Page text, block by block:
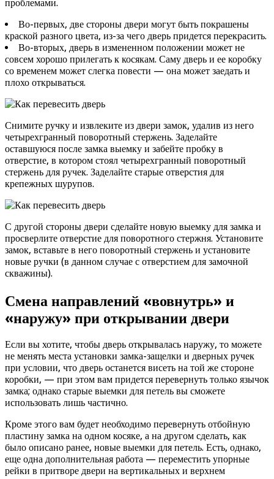
проблемами.
Во-первых, две стороны двери могут быть покрашены
краской разного цвета, из-за чего дверь придется перекрасить.
Во-вторых, дверь в измененном положении может не
совсем хорошо прилегать к косякам. Саму дверь и ее коробку
со временем может слегка повести — она может заедать и
плохо открываться.
Снимите ручку и извлеките из двери замок, удалив из него
четырехгранный поворотный стержень. Заделайте
оставшуюся после замка выемку и забейте пробку в
отверстие, в котором стоял четырехгранный поворотный
стержень для ручек. Заделайте старые отверстия для
крепежных шурупов.
С другой стороны двери сделайте новую выемку для замка и
просверлите отверстие для поворотного стержня. Установите
замок, вставьте в него поворотный стержень и установите
новые ручки (в данном случае с отверстием для замочной
скважины).
Смена направлений «вовнутрь» и
«наружу» при открывании двери
Если вы хотите, чтобы дверь открывалась наружу, то можете
не менять места установки замка-защелки и дверных ручек
при условии, что дверь останется висеть на той же стороне
коробки, — при этом вам придется перевернуть только язычок
замка; однако старые выемки для петель вы сможете
использовать лишь частично.
Кроме этого вам будет необходимо перевернуть отбойную
пластину замка на одном косяке, а на другом сделать, как
было описано ранее, новые выемки для петель. Есть, однако,
еще одна дополнительная работа — переместить упорные
рейки в притворе двери на вертикальных и верхнем